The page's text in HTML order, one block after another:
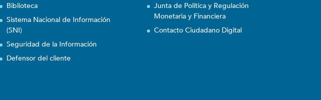
Biblioteca
Sistema Nacional de Información
(SNI)
Seguridad de la Información
Defensor del cliente
Junta de Política y Regulación
Monetaria y Financiera
Contacto Ciudadano Digital